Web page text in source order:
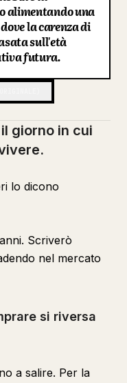
alimentando una
la carenza di
sull'età
futura.
giorno in cui
lo dicono
Scriverò
nel mercato
si riversa
a salire. Per la